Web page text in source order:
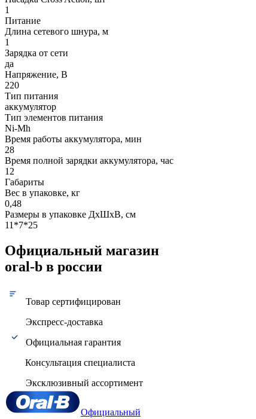
1
Питание
Длина сетевого шнура, м
1
Зарядка от сети
да
Напряжение, В
220
Тип питания
аккумулятор
Тип элементов питания
Ni-Mh
Время работы аккумулятора, мин
28
Время полной зарядки аккумулятора, час
12
Габариты
Вес в упаковке, кг
0,48
Размеры в упаковке ДxШxВ, см
11*7*25
Официальный магазин
oral-b в россии
Товар сертифицирован
Экспресс-доставка
Официальная гарантия
Консультация специалиста
Эксклюзивный ассортимент
Официальный